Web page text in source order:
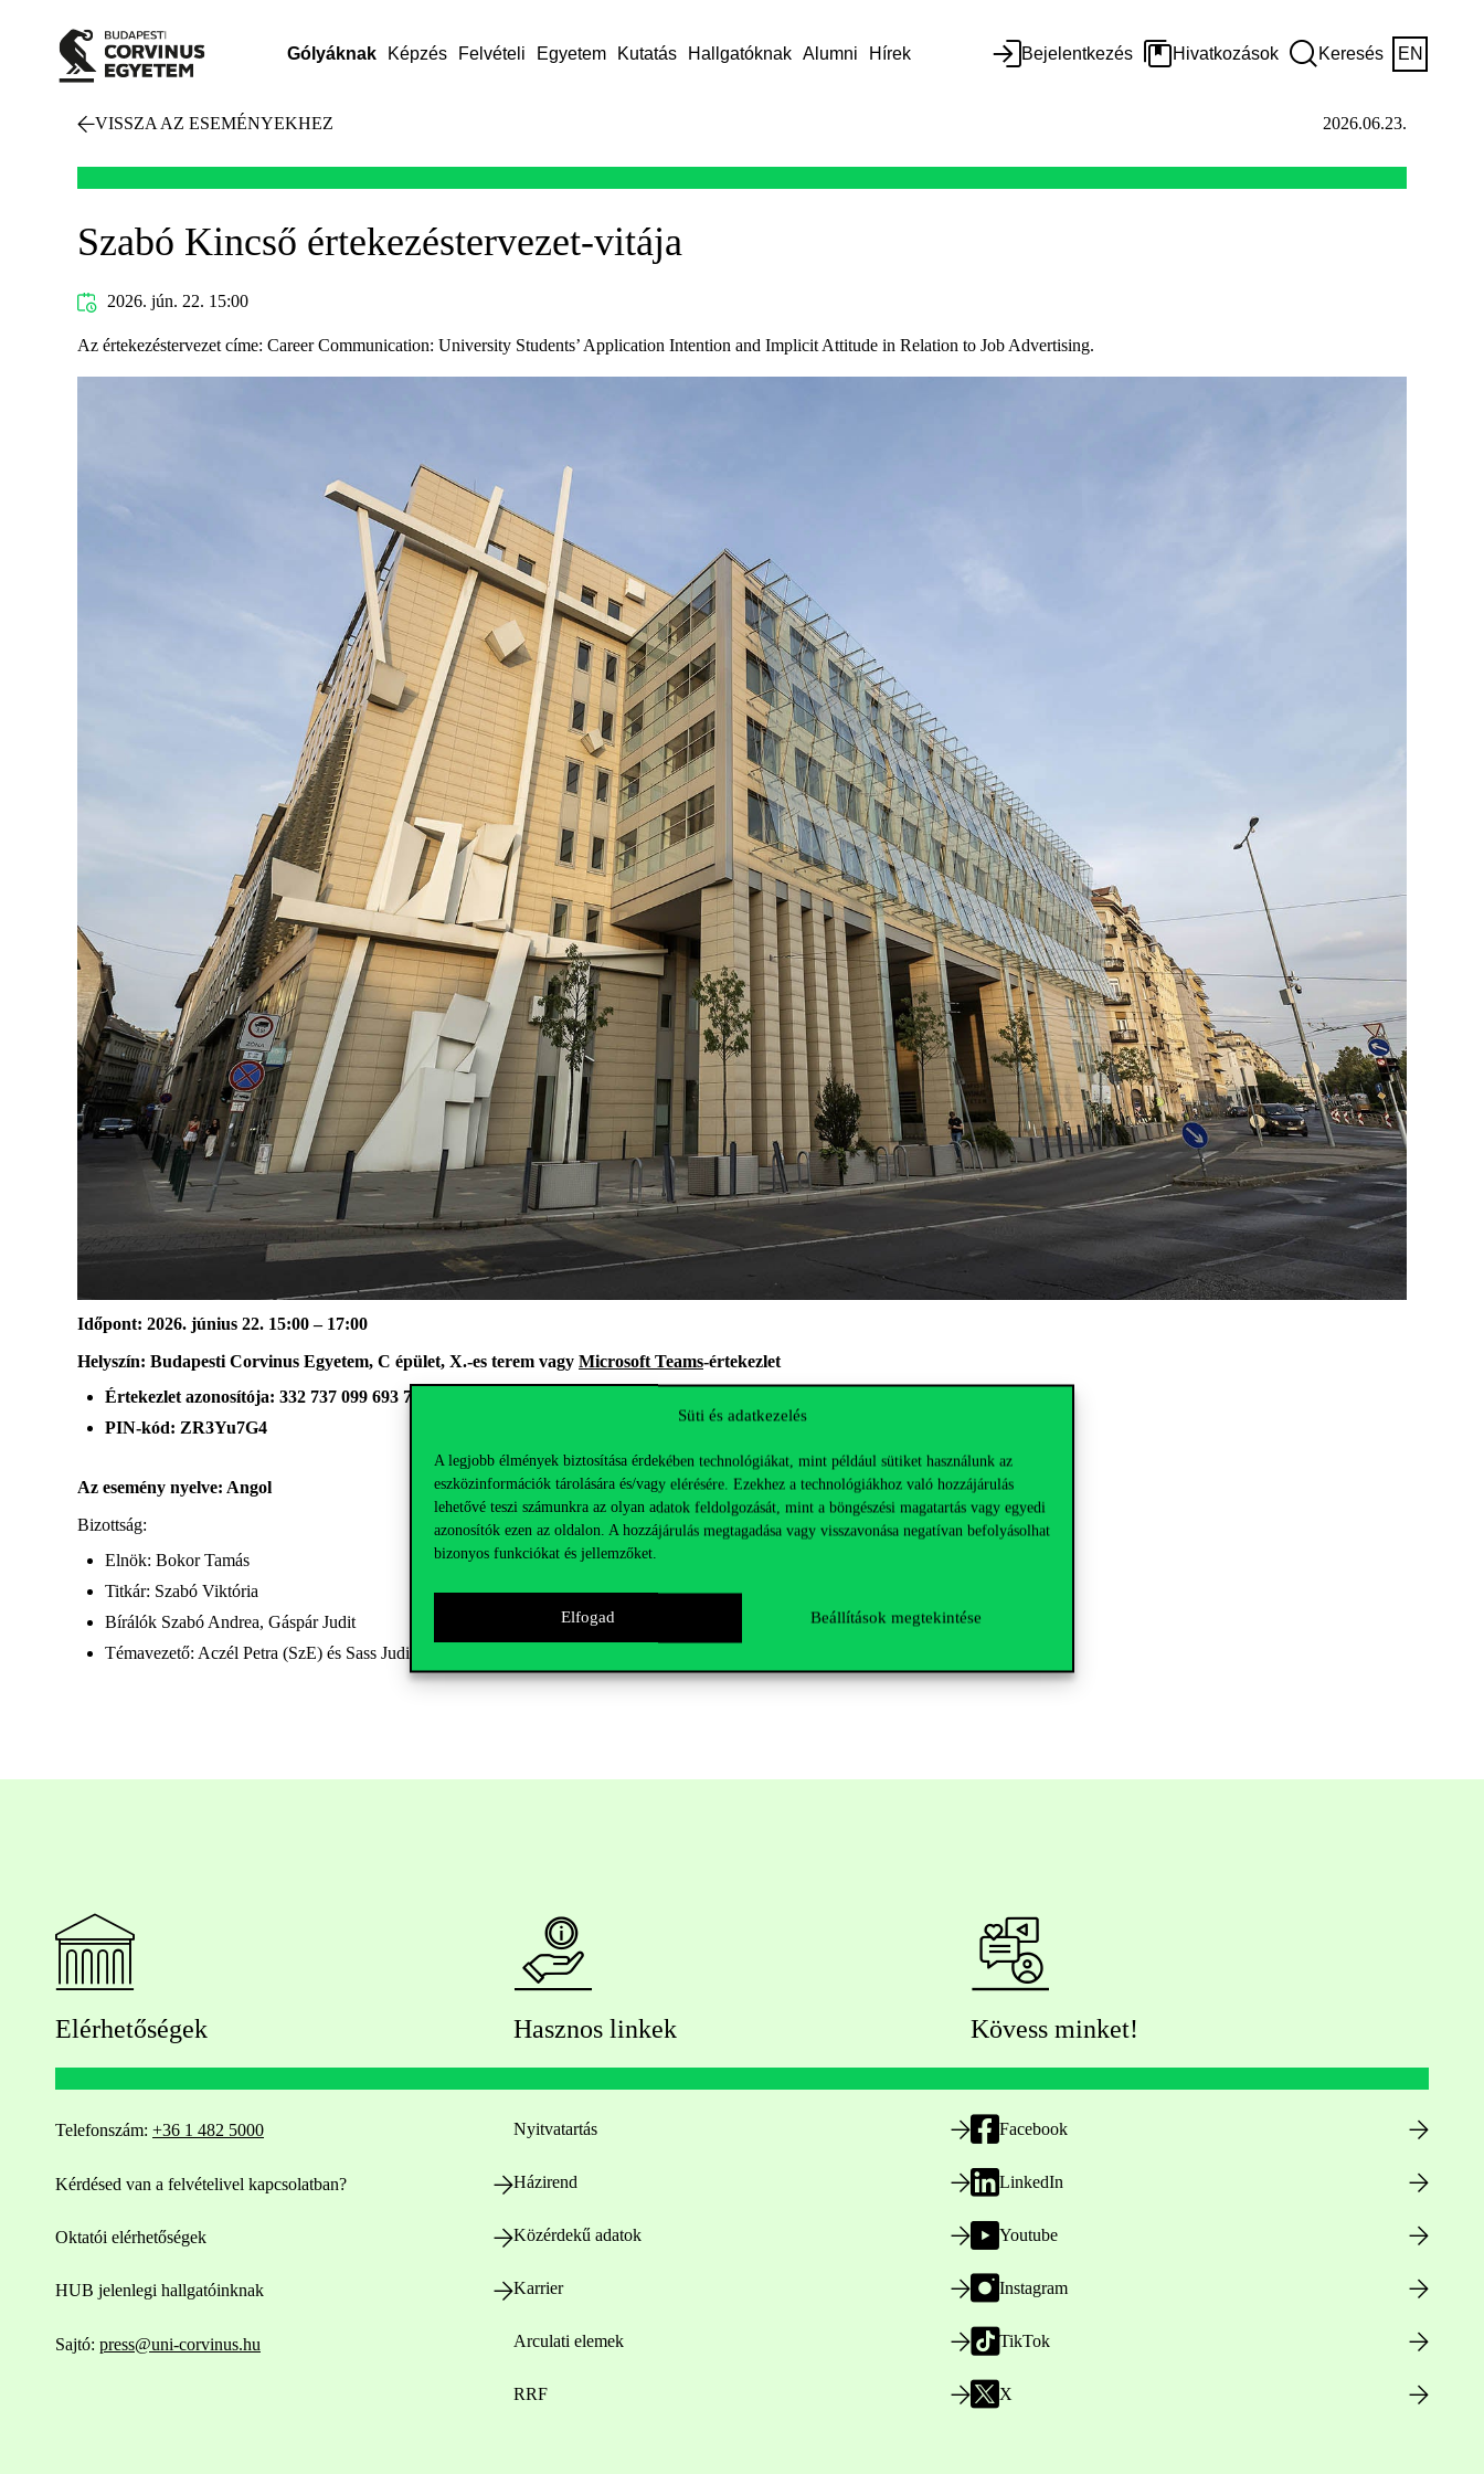
Süti és adatkezelés
A legjobb élmények biztosítása érdekében technológiákat, mint például sütiket használunk az
eszközinformációk tárolására és/vagy elérésére. Ezekhez a technológiákhoz való hozzájárulás
lehetővé teszi számunkra az olyan adatok feldolgozását, mint a böngészési magatartás vagy egyedi
azonosítók ezen az oldalon. A hozzájárulás megtagadása vagy visszavonása negatívan befolyásolhat
bizonyos funkciókat és jellemzőket.
Elfogad Beállítások megtekintése
Gólyáknak Képzés Felvételi Egyetem Kutatás Hallgatóknak Alumni Hírek Bejelentkezés Hivatkozások Keresés EN
VISSZA AZ ESEMÉNYEKHEZ 2026.06.23.
Szabó Kincső értekezéstervezet-vitája
2026. jún. 22. 15:00
Az értekezéstervezet címe: Career Communication: University Students’ Application Intention and Implicit Attitude in Relation to Job Advertising.
Időpont: 2026. június 22. 15:00 – 17:00
Helyszín: Budapesti Corvinus Egyetem, C épület, X.-es terem vagy Microsoft Teams-értekezlet
Értekezlet azonosítója: 332 737 099 693 703
PIN-kód: ZR3Yu7G4
Az esemény nyelve: Angol
Bizottság:
Elnök: Bokor Tamás
Titkár: Szabó Viktória
Bírálók Szabó Andrea, Gáspár Judit
Témavezető: Aczél Petra (SzE) és Sass Judit (PE)
Elérhetőségek
Telefonszám: +36 1 482 5000
Kérdésed van a felvételivel kapcsolatban?
Oktatói elérhetőségek
HUB jelenlegi hallgatóinknak
Sajtó: press@uni-corvinus.hu
Hasznos linkek
Nyitvatartás
Házirend
Közérdekű adatok
Karrier
Arculati elemek
RRF
Kövess minket!
Facebook
LinkedIn
Youtube
Instagram
TikTok
X